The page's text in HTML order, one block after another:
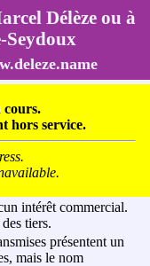
Délèze ou à
Seydoux
cours.
hors service.
intérêt commercial.
tiers.
présentent un
mais le nom